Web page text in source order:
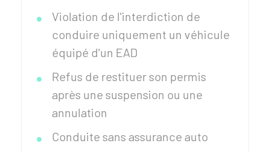
Violation de l'interdiction de
conduire uniquement un véhicule
équipé d'un EAD
Refus de restituer son permis
après une suspension ou une
annulation
Conduite sans assurance auto